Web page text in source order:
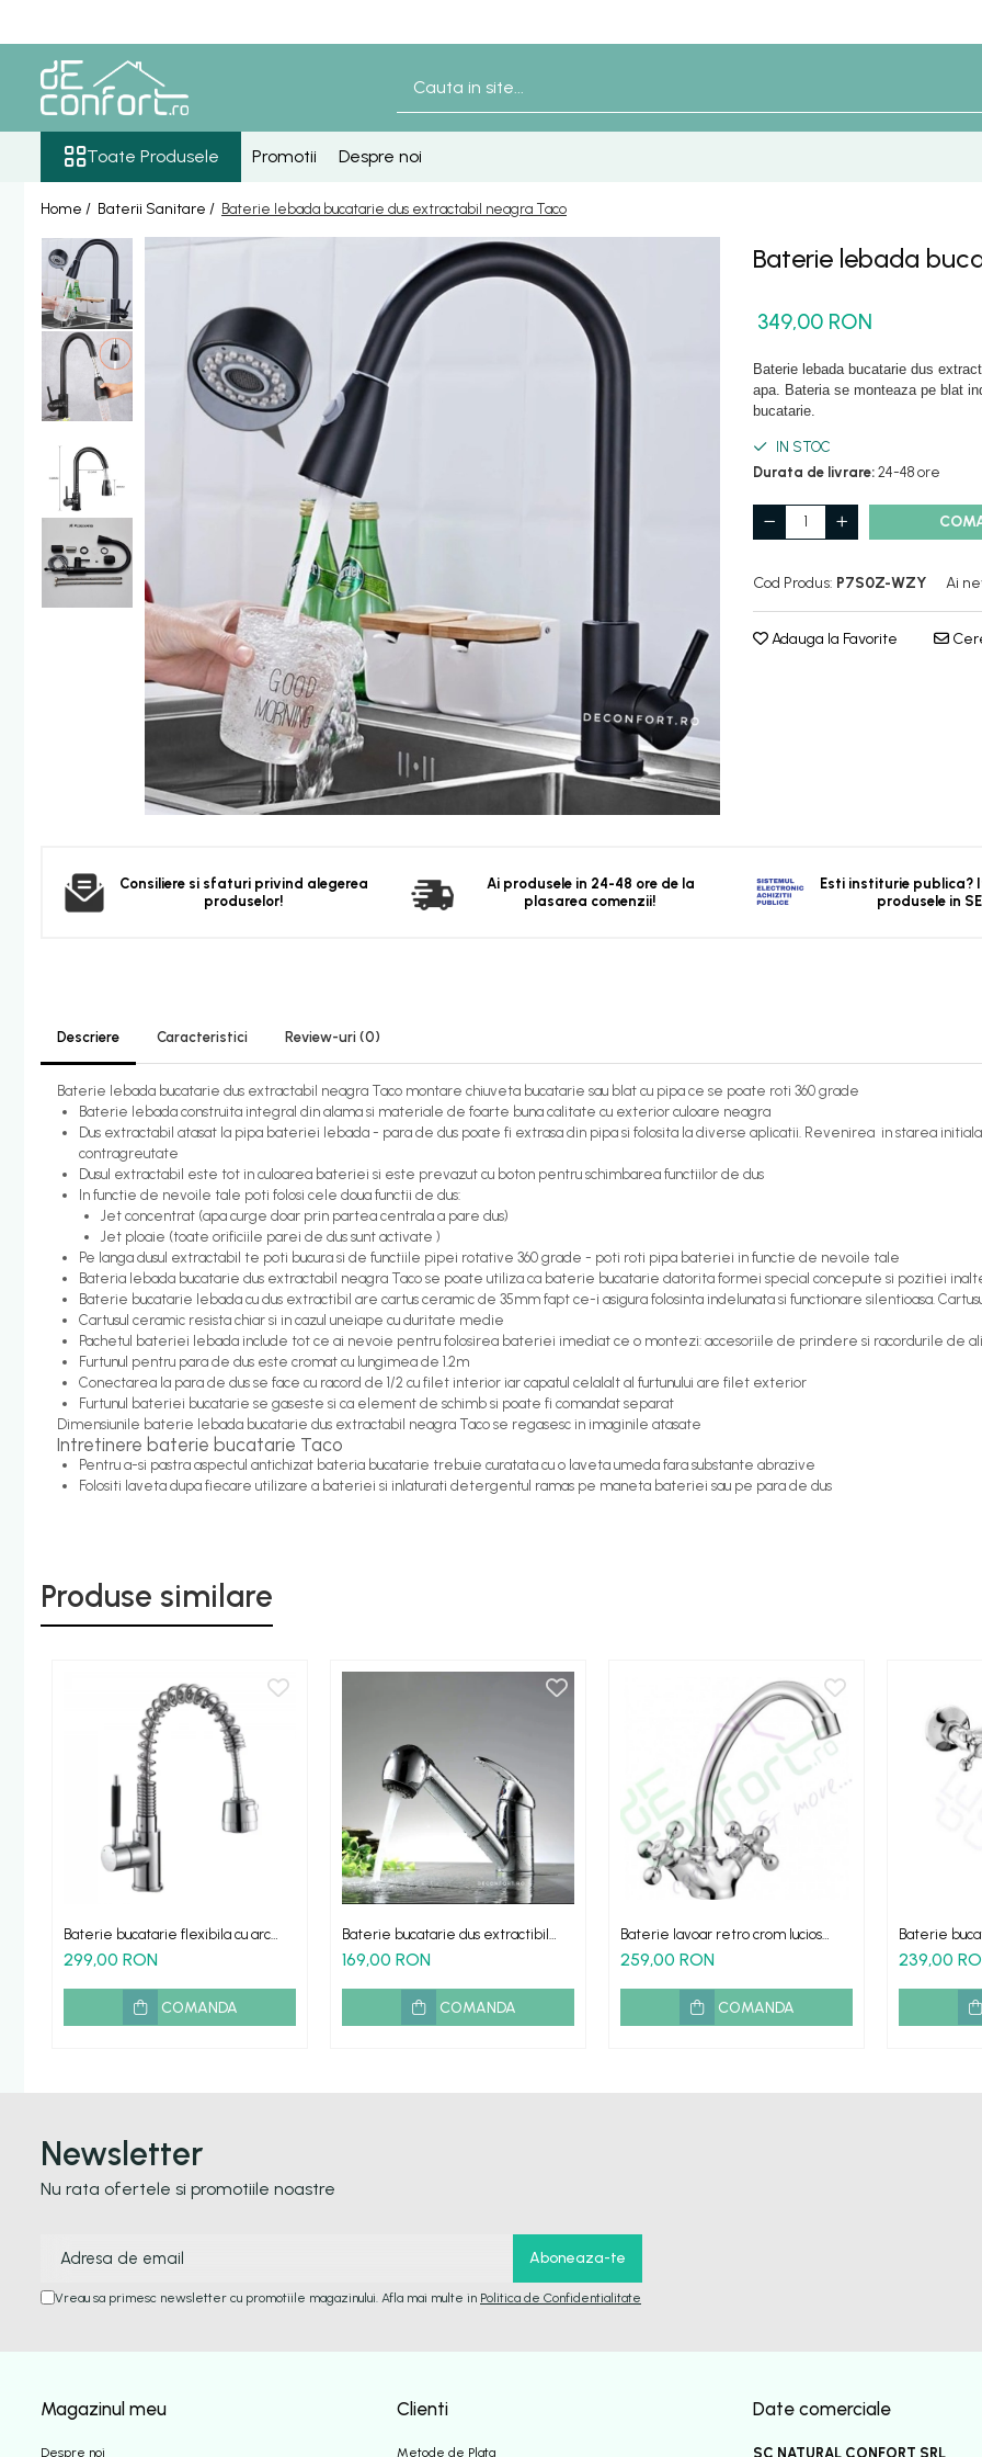
Toate Produsele
Baterii Sanitare
Senzori lavoar - pisoar
Baterie lavoar senzor
Baterie pisoar senzor
Accesorii baterii senzor
Baterii bronz antic
Baterie retro blat
Baterie bronz lavoar
Baterie bronz perete
Baterii lavoar
Baterie Bucatarie
Componente Dus
Furtun dus
Para dus
Set dus complet echipat
Suport prindere para dus
Baterie salon
Baterii cada-Coloana dus
Dus baie complet
Dispenser hartie-sapun
Dispensere sapun lichid
Corpuri Iluminat
Incalzire
Calorifere electrice
Uscatoare senzor
Uscatoare de maini
Uscatoare tip Hotel
Instalatii sanitare - termice
Filtre apa
Racorduri alimentare
Robinet coltar
Organizare baie
Accesorii baie cromate
Bara sprijin - dizabilitati
Etajere - Rafturi baie
Evacuare cada-dus
Evacuare pisoar
Accesorii bucatarie
Improspatare aer
Gradina Terasa Camping
Accesorii camping gaz
Iluminat gradina camping
Toate Produsele Promotii Despre noi
Home / Baterii Sanitare / Baterie lebada bucatarie dus extractabil neagra Taco
Baterie lebada
349,00 RON
Baterie lebada bucatarie dus
apa. Bateria se monteaza pe blat
bucatarie.
IN STOC
Durata de livrare: 24-48 ore
Cod Produs: P7S0Z-WZY Ai
Adauga la Favorite
Consiliere si sfaturi privind alegerea
produselor!
Ai produsele in 24-48 ore de la
plasarea comenzii!
Esti institurie publica?
produsele in
Descriere Caracteristici Review-uri (0)
Baterie lebada bucatarie dus extractabil neagra Taco montare chiuveta bucatarie sau blat cu pipa ce se poate roti 360 grade
Baterie lebada construita integral din alama si materiale de foarte buna calitate cu exterior culoare neagra
Dus extractabil atasat la pipa bateriei lebada - para de dus poate fi extrasa din pipa si folosita la diverse aplicatii. Revenirea in starea
contragreutate
Dusul extractabil este tot in culoarea bateriei si este prevazut cu boton pentru schimbarea functiilor de dus
In functie de nevoile tale poti folosi cele doua functii de dus:
Jet concentrat (apa curge doar prin partea centrala a pare dus)
Jet ploaie (toate orificiile parei de dus sunt activate )
Pe langa dusul extractabil te poti bucura si de functiile pipei rotative 360 grade - poti roti pipa bateriei in functie de nevoile tale
Bateria lebada bucatarie dus extractabil neagra Taco se poate utiliza ca baterie bucatarie datorita formei special concepute si pozitiei
Baterie bucatarie lebada cu dus extractibil are cartus ceramic de 35mm fapt ce-i asigura folosinta indelunata si functionare silentioasa.
Cartusul ceramic resista chiar si in cazul uneiape cu duritate medie
Pachetul bateriei lebada include tot ce ai nevoie pentru folosirea bateriei imediat ce o montezi: accesoriile de prindere si racordurile de
Furtunul pentru para de dus este cromat cu lungimea de 1.2m
Conectarea la para de dus se face cu racord de 1/2 cu filet interior iar capatul celalalt al furtunului are filet exterior
Furtunul bateriei bucatarie se gaseste si ca element de schimb si poate fi comandat separat
Dimensiunile baterie lebada bucatarie dus extractabil neagra Taco se regasesc in imaginile atasate
Intretinere baterie bucatarie Taco
Pentru a-si pastra aspectul antichizat bateria bucatarie trebuie curatata cu o laveta umeda fara substante abrazive
Folositi laveta dupa fiecare utilizare a bateriei si inlaturati detergentul ramas pe maneta bateriei sau pe para de dus
Produse similare
Baterie bucatarie flexibila cu arc
GXflexa cromata
299,00 RON
COMANDA
Baterie bucatarie dus extractibil
HBextra
169,00 RON
COMANDA
Baterie lavoar retro crom lucios
Stilo
259,00 RON
COMANDA
Baterie
Stilo -
239,00
Newsletter
Nu rata ofertele si promotiile noastre
Vreau sa primesc newsletter cu promotiile magazinului. Afla mai multe in Politica de Confidentialitate
Magazinul meu
Despre noi
Clienti
Metode de Plata
Date comerciale
SC NATURAL CONFORT SRL